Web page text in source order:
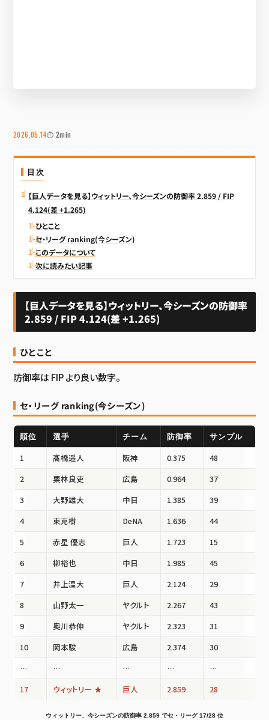
2026.05.14⏱ 2min
目次
【巨人データを見る】ウィットリー、今シーズンの防御率 2.859 / FIP
4.124(差 +1.265)
ひとこと
セ・リーグ ranking(今シーズン)
このデータについて
次に読みたい記事
【巨人データを見る】ウィットリー、今シーズンの防御率
2.859 / FIP 4.124(差 +1.265)
ひとこと
防御率は FIP より良い数字。
セ・リーグ ranking(今シーズン)
順位 選手 チーム 防御率
サンプル
1
髙橋遥人 阪神 0.375
48
2
栗林良吏 広島 0.964
37
3
大野雄大 中日 1.385
39
4
東克樹 DeNA 1.636
44
5
赤星 優志 巨人 1.723
15
6
柳裕也 中日 1.985
45
7
井上温大 巨人 2.124
29
8
山野太一 ヤクルト 2.267
43
9
奥川恭伸 ヤクルト 2.323
31
10
岡本駿 広島 2.374
30
…
… … …
…
17
ウィットリー ★ 巨人 2.859 28
ウィットリー、今シーズンの防御率 2.859 でセ・リーグ 17/28 位